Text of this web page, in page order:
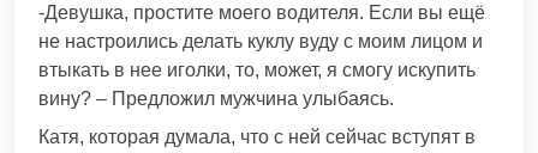
-Девушка, простите моего водителя. Если вы ещё
не настроились делать куклу вуду с моим лицом и
втыкать в нее иголки, то, может, я смогу искупить
вину? – Предложил мужчина улыбаясь.
Катя, которая думала, что с ней сейчас вступят в